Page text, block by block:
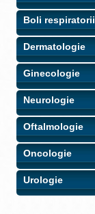
Boli respiratorii
Dermatologie
Ginecologie
Neurologie
Oftalmologie
Oncologie
Urologie